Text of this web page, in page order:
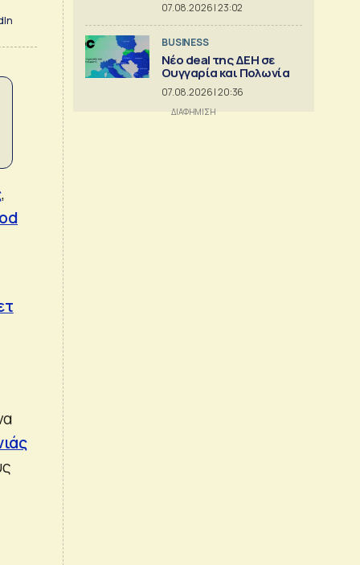
,
07.08.2026 | 23:02
BUSINESS
Νέο deal της ΔΕΗ σε
Ουγγαρία και Πολωνία
07.08.2026 | 20:36